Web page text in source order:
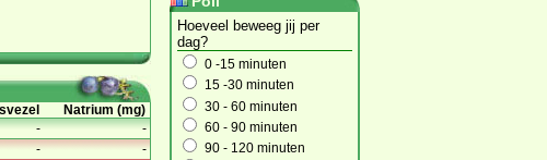
Natrium (mg)
-
-
-
-
Hoeveel beweeg jij per
dag?
0 -15 minuten
15 -30 minuten
30 - 60 minuten
60 - 90 minuten
90 - 120 minuten